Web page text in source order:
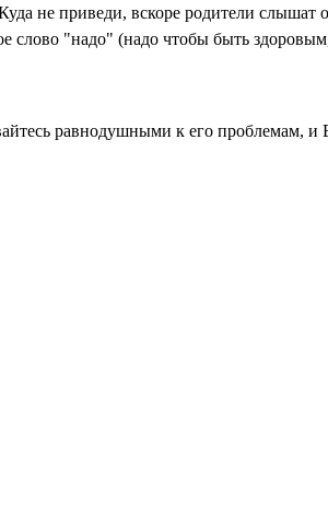
не приведи, вскоре родители слышат
слово "надо" (надо чтобы быть
равнодушными к его